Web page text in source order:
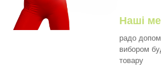
Наші
радо
вибором
товару